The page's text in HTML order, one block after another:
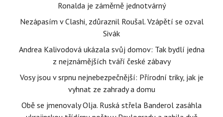
Ronalda je záměrně jednotvárný
Nezápasím v Clashi, zdůraznil Roušal. Vzápětí se ozval
Sivák
Andrea Kalivodová ukázala svůj domov: Tak bydlí jedna
z nejznámějších tváří české zábavy
Vosy jsou v srpnu nejnebezpečnější: Přírodní triky, jak je
vyhnat ze zahrady a domu
Obě se jmenovaly Olja. Ruská střela Banderol zasáhla